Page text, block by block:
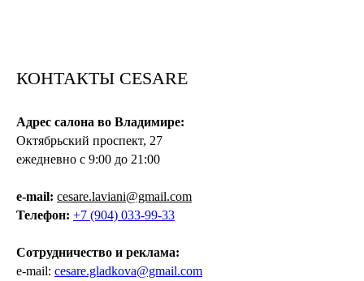
КОНТАКТЫ CESARE
Адрес салона во Владимире:
Октябрьский проспект, 27
ежедневно с 9:00 до 21:00
e-mail: cesare.laviani@gmail.com
Телефон: +7 (904) 033-99-33
Сотрудничество и реклама:
e-mail: cesare.gladkova@gmail.com